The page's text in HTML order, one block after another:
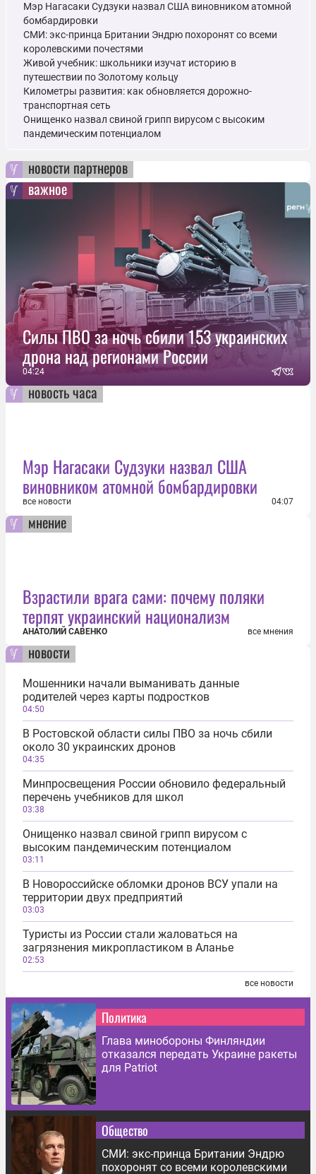
Мэр Нагасаки Судзуки назвал США виновником атомной
бомбардировки
СМИ: экс-принца Британии Эндрю похоронят со всеми
королевскими почестями
Живой учебник: школьники изучат историю в
путешествии по Золотому кольцу
Километры развития: как обновляется дорожно-
транспортная сеть
Онищенко назвал свиной грипп вирусом с высоким
пандемическим потенциалом
новости партнеров
важное
Силы ПВО за ночь сбили 153 украинских
дрона над регионами России
04:24
новость часа
Мэр Нагасаки Судзуки назвал США
виновником атомной бомбардировки
все новости 04:07
мнение
Взрастили врага сами: почему поляки
терпят украинский национализм
АНАТОЛИЙ САВЕНКО все мнения
новости
Мошенники начали выманивать данные
родителей через карты подростков
04:50
В Ростовской области силы ПВО за ночь сбили
около 30 украинских дронов
04:35
Минпросвещения России обновило федеральный
перечень учебников для школ
03:38
Онищенко назвал свиной грипп вирусом с
высоким пандемическим потенциалом
03:11
В Новороссийске обломки дронов ВСУ упали на
территории двух предприятий
03:03
Туристы из России стали жаловаться на
загрязнения микропластиком в Аланье
02:53
все новости
Политика
Глава минобороны Финляндии
отказался передать Украине ракеты
для Patriot
Общество
СМИ: экс-принца Британии Эндрю
похоронят со всеми королевскими